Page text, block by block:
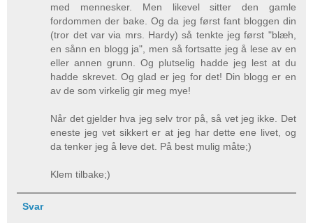
med mennesker. Men likevel sitter den gamle
fordommen der bake. Og da jeg først fant bloggen din
(tror det var via mrs. Hardy) så tenkte jeg først "blæh,
en sånn en blogg ja", men så fortsatte jeg å lese av en
eller annen grunn. Og plutselig hadde jeg lest at du
hadde skrevet. Og glad er jeg for det! Din blogg er en
av de som virkelig gir meg mye!
Når det gjelder hva jeg selv tror på, så vet jeg ikke. Det
eneste jeg vet sikkert er at jeg har dette ene livet, og
da tenker jeg å leve det. På best mulig måte;)
Klem tilbake;)
Svar